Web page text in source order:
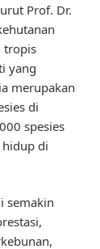
Prof. Dr.
tropis
yang
merupakan
di
spesies
di
semakin